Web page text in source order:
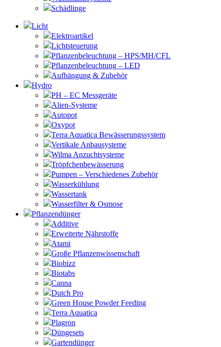
Schädlinge
Licht
Elektroartikel
Lichtsteuerung
Pflanzenbeleuchtung – HPS/MH/CFL
Pflanzenbeleuchtung – LED
Aufhängung & Zubehör
Hydro
PH – EC Messgeräte
Alien-Systeme
Autopot
Oxypot
Terra Aquatica Bewässerungssystem
Vertikale Anbausysteme
Wilma Anzuchtsysteme
Tröpfchenbewässerung
Pumpen – Verschiedenes Zubehör
Wasserkühlung
Wassertank
Wasserfilter & Osmose
Pflanzendünger
Additive
Erweiterte Nährstoffe
Atami
Große Pflanzenwissenschaft
Biobizz
Biotabs
Canna
Dutch Pro
Green House Powder Feeding
Terra Aquatica
Plagron
Düngesets
Gartendünger